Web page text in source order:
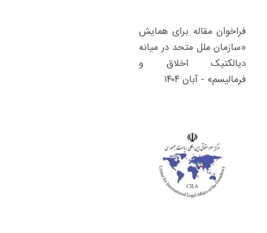
فراخوان مقاله برای همایش
«سازمان ملل متحد در میانه
دیالکتیک اخلاق و
فرمالیسم» - آبان ۱۴۰۴